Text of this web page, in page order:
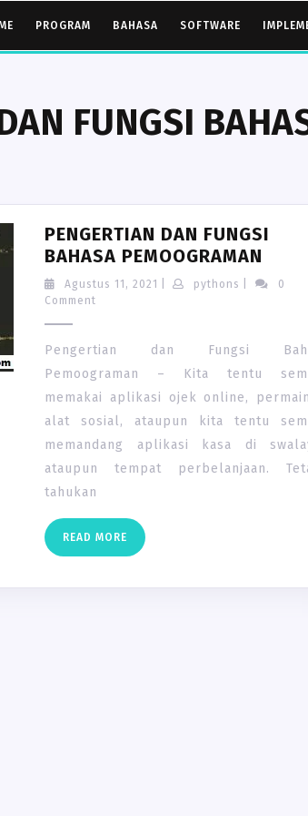
PROGRAM BAHASA SOFTWARE
FUNGSI
PENGERTIAN DAN FUNGSI
BAHASA PEMOOGRAMAN
DAN
Agustus 11, 2021
Agustuspythons pythons
0
Comment
Pengertian dan Fungsi
Pemoograman – Kita tentu
memakai aplikasi ojek online,
alat sosial, ataupun kita tentu
memandang aplikasi kasa di
ataupun tempat perbelanjaan.
tahukan
READ MORE READ
MORE